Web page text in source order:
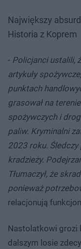
Największy
Historia z Koprem
- Policjanci ustalili,
artykuły
punktach
grasował na
spożywczych i
paliw. Kryminalni
2023 roku.
kradzieży.
Tłumaczył, że
ponieważ
relacjonują
Nastolatkowi grozi
dalszym losie